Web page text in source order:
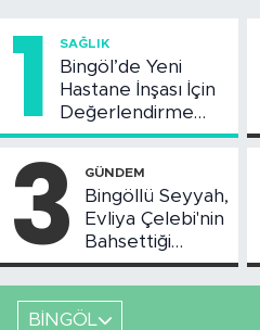
1 SAĞLIK
Bingöl’de Yeni
Hastane İnşası İçin
Değerlendirme
Toplantısı Yapıldı
3 GÜNDEM
Bingöllü Seyyah,
Evliya Çelebi'nin
Bahsettiği
Bingöl'deki O
Yeri Görüntüledi
BİNGÖL